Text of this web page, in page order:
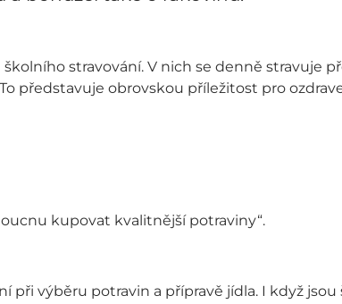
stravování. V nich se denně stravuje
představuje obrovskou příležitost pro
kupovat kvalitnější potraviny“.
při výběru potravin a přípravě jídla. I když